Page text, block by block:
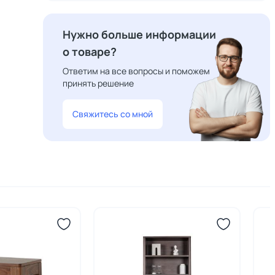
Нужно больше информации
о товаре?
Ответим на все вопросы и поможем
принять решение
Свяжитесь со мной